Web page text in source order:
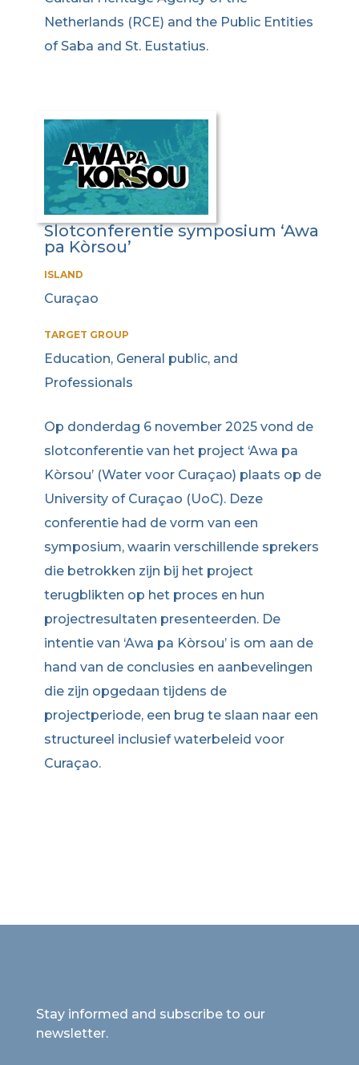
Netherlands (RCE) and the Public Entities
of Saba and St. Eustatius.
Slotconferentie symposium ‘Awa
pa Kòrsou’
ISLAND
Curaçao
TARGET GROUP
Education, General public, and
Professionals
Op donderdag 6 november 2025 vond de
slotconferentie van het project ‘Awa pa
Kòrsou’ (Water voor Curaçao) plaats op de
University of Curaçao (UoC). Deze
conferentie had de vorm van een
symposium, waarin verschillende sprekers
die betrokken zijn bij het project
terugblikten op het proces en hun
projectresultaten presenteerden. De
intentie van ‘Awa pa Kòrsou’ is om aan de
hand van de conclusies en aanbevelingen
die zijn opgedaan tijdens de
projectperiode, een brug te slaan naar een
structureel inclusief waterbeleid voor
Curaçao.
Stay informed and subscribe to our
newsletter.